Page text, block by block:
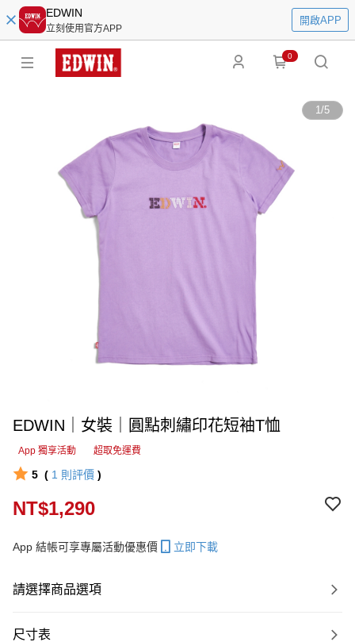
EDWIN
立刻使用官方APP
開啟APP
0
1/5
EDWIN｜女裝｜圓點刺繡印花短袖T恤
App 獨享活動 超取免運費
5 ( 1 則評價 )
NT$1,290
App 結帳可享專屬活動優惠價 立即下載
請選擇商品選項
尺寸表